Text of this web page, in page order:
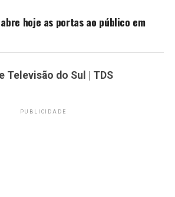
hoje as portas ao público em
Televisão do Sul | TDS
PUBLICIDADE